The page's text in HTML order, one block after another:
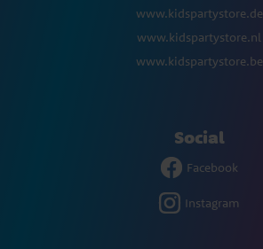
www.kidspartystore.de
www.kidspartystore.nl
www.kidspartystore.be
Social
Facebook
Instagram